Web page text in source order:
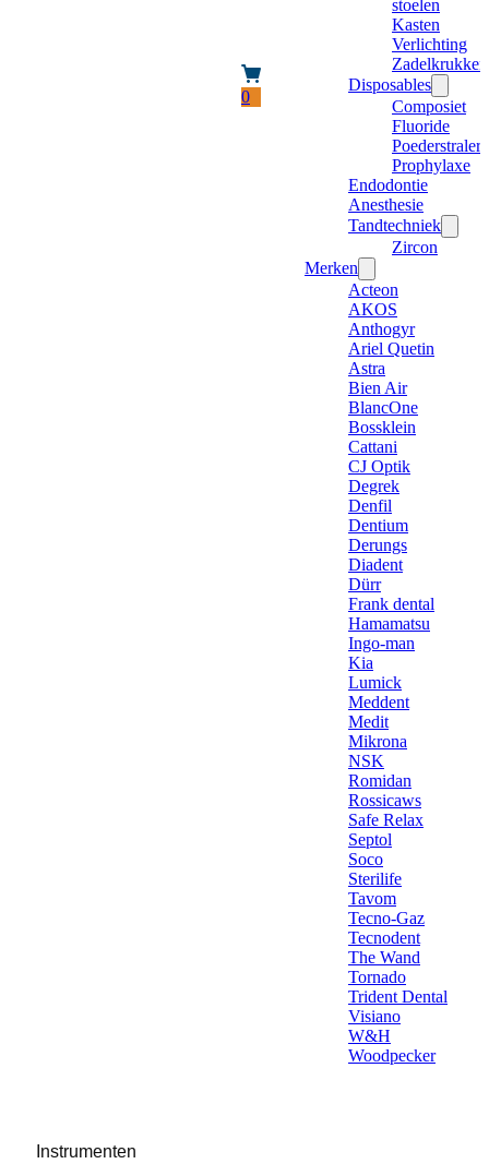
0
stoelen
Kasten
Verlichting
Zadelkrukken
Disposables
Composiet
Fluoride
Poederstraler
Prophylaxe
Endodontie
Anesthesie
Tandtechniek
Zircon
Merken
Acteon
AKOS
Anthogyr
Ariel Quetin
Astra
Bien Air
BlancOne
Bossklein
Cattani
CJ Optik
Degrek
Denfil
Dentium
Derungs
Diadent
Dürr
Frank dental
Hamamatsu
Ingo-man
Kia
Lumick
Meddent
Medit
Mikrona
NSK
Romidan
Rossicaws
Safe Relax
Septol
Soco
Sterilife
Tavom
Tecno-Gaz
Tecnodent
The Wand
Tornado
Trident Dental
Visiano
W&H
Woodpecker
Instrumenten